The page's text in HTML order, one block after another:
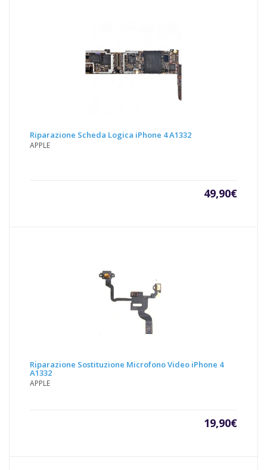
Riparazione Scheda Logica iPhone 4 A1332
APPLE
49,90€
Riparazione Sostituzione Microfono Video iPhone 4
A1332
APPLE
19,90€